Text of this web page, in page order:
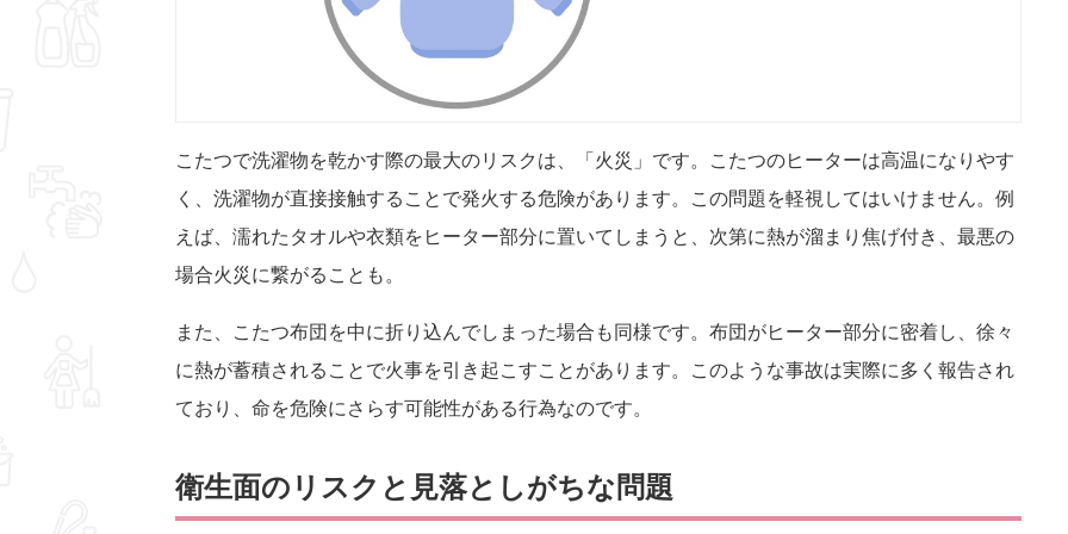
こたつで洗濯物を乾かす際の最大のリスクは、「火災」です。こたつのヒーターは高温になりやす
く、洗濯物が直接接触することで発火する危険があります。この問題を軽視してはいけません。例
えば、濡れたタオルや衣類をヒーター部分に置いてしまうと、次第に熱が溜まり焦げ付き、最悪の
場合火災に繋がることも。
また、こたつ布団を中に折り込んでしまった場合も同様です。布団がヒーター部分に密着し、徐々
に熱が蓄積されることで火事を引き起こすことがあります。このような事故は実際に多く報告され
ており、命を危険にさらす可能性がある行為なのです。
衛生面のリスクと見落としがちな問題